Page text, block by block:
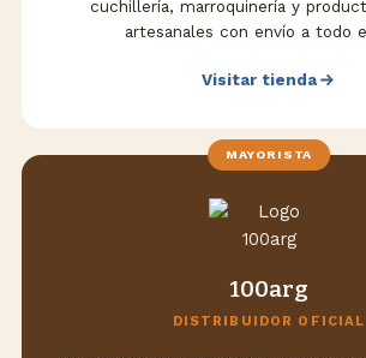
cuchillería, marroquinería y
artesanales con envío a todo
Visitar tienda
MAYORISTA
100arg
DISTRIBUIDOR OFICIAL